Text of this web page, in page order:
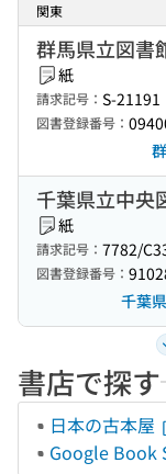
関東
群馬県立図書
紙
請求記号： S-21191
図書登録番号：
千葉県立中央
紙
請求記号： 7782/
図書登録番号：
千葉
書店で探す
日本の古本屋
Google Book